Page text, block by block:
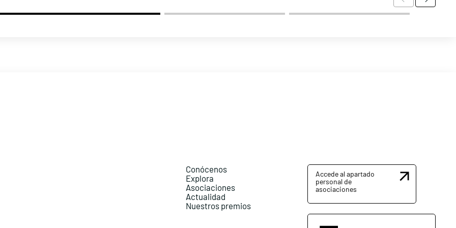
Conócenos
Explora
Asociaciones
Actualidad
Nuestros premios
Accede al apartado
personal de
asociaciones